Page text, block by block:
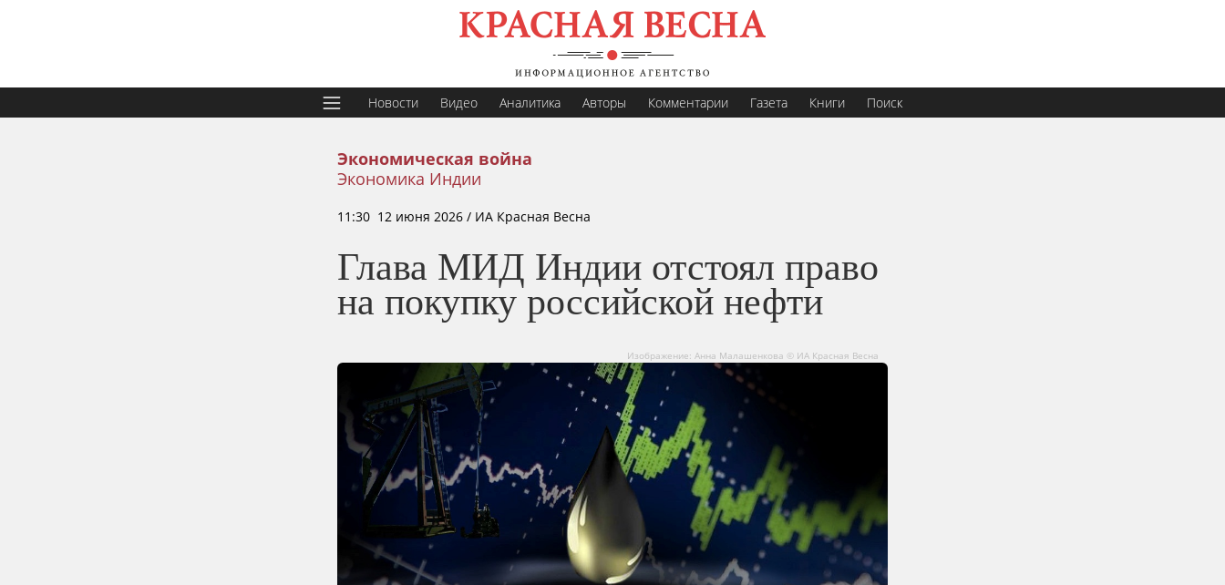
Новости Видео Аналитика Авторы Комментарии Газета Книги Поиск
Экономическая война
Экономика Индии
11:30 12 июня 2026 / ИА Красная Весна
Глава МИД Индии отстоял право
на покупку российской нефти
Изображение: Анна Малашенкова © ИА Красная Весна